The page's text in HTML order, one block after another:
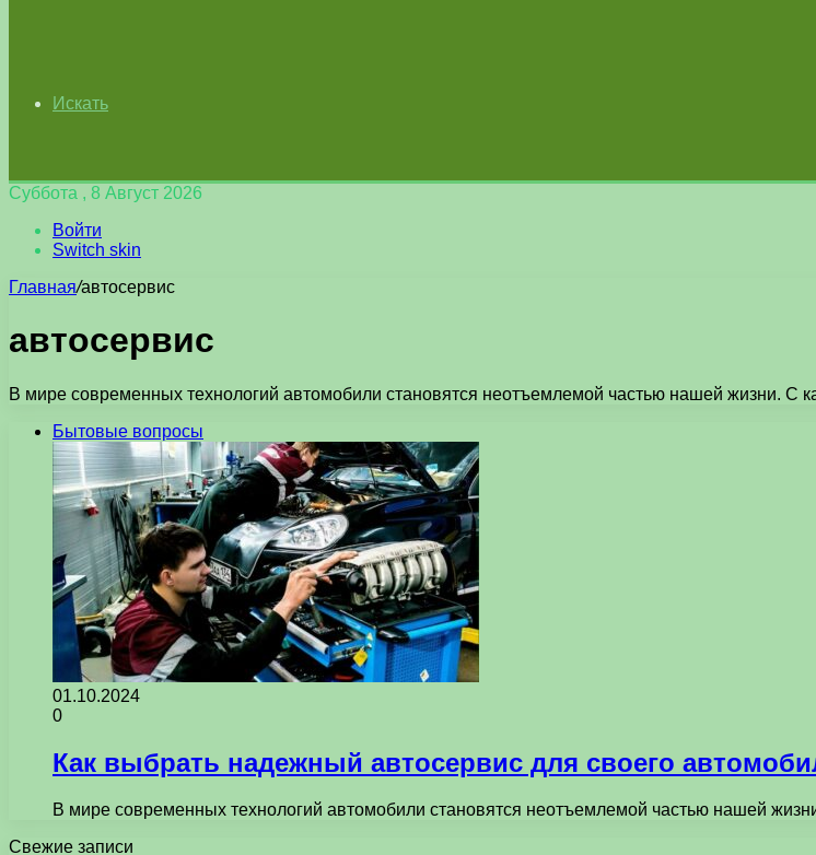
Искать
Суббота , 8 Август 2026
Войти
Switch skin
Главная/автосервис
автосервис
В мире современных технологий автомобили становятся неотъемлемой частью нашей жизни.
Бытовые вопросы
01.10.2024
0
Как выбрать надежный автосервис для своего
В мире современных технологий автомобили становятся неотъемлемой частью нашей
Свежие записи